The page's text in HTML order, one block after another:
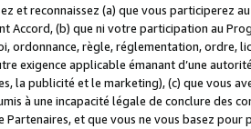
et reconnaissez (a) que vous participerez
Accord, (b) que ni votre participation au
ordonnance, règle, réglementation, ordre,
exigence applicable émanant d’une
la publicité et le marketing), (c) que vous
à une incapacité légale de conclure des
Partenaires, et que vous ne vous basez